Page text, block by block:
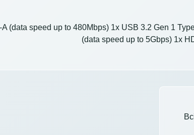
(data speed up to 480Mbps) 1x USB 3.2 Gen 1
(data speed up to 5Gbps) 1x